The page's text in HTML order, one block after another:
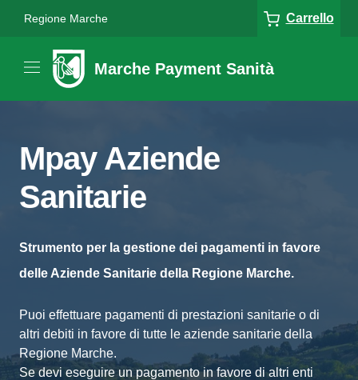
Regione Marche Carrello
Marche Payment Sanità
Mpay Aziende
Sanitarie
Strumento per la gestione dei pagamenti in favore
delle Aziende Sanitarie della Regione Marche.
Puoi effettuare pagamenti di prestazioni sanitarie o di
altri debiti in favore di tutte le aziende sanitarie della
Regione Marche.
Se devi eseguire un pagamento in favore di altri enti